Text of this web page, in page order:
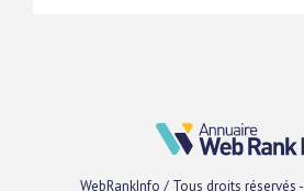
WebRankInfo / Tous droits réservés -